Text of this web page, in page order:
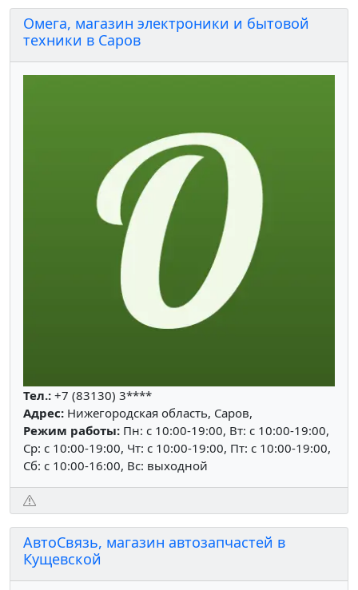
Омега, магазин электроники и бытовой
техники в Саров
Тел.: +7 (83130) 3****
Адрес: Нижегородская область, Саров,
Режим работы: Пн: c 10:00-19:00, Вт: c 10:00-19:00,
Ср: c 10:00-19:00, Чт: c 10:00-19:00, Пт: c 10:00-19:00,
Сб: c 10:00-16:00, Вс: выходной
АвтоСвязь, магазин автозапчастей в
Кущевской